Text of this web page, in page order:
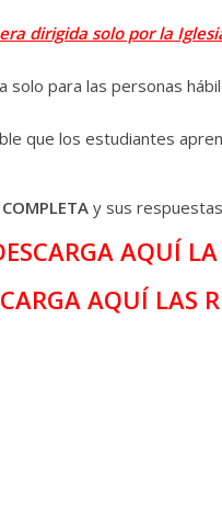
dirigida solo por la
solo para las personas
que los estudiantes
COMPLETA y sus
AQUÍ
AQUÍ LAS